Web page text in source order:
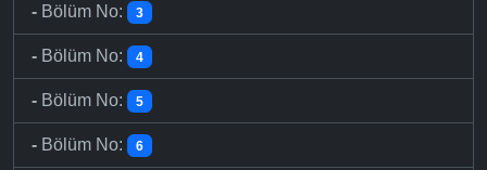
- Bölüm No: 3
- Bölüm No: 4
- Bölüm No: 5
- Bölüm No: 6